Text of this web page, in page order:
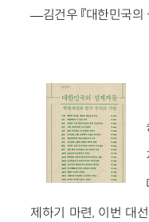
―김건우 『대한민국의
제하기 마련, 이번 대